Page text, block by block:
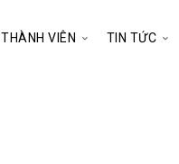
THÀNH VIÊN TIN TỨC